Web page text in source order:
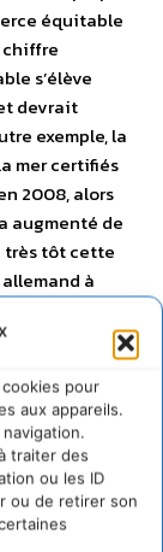
pour
aux appareils.
traiter des
ou les ID
ou de retirer son
équitable
chiffre
s’élève
devrait
exemple, la
mer certifiés
2008, alors
augmenté de
très tôt cette
à
Mart, s’est
tous ses
voie dans
la tendance
qui
de
du